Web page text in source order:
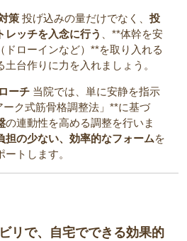
策 投げ込みの量だけでなく、 投
レッチを入念に行う
、**体幹を安
ドローインなど）**を取り入れる
台作りに力を入れましょう。
ーチ 当院では、単に安静を指示
ク式筋骨格調整法」**に基づ
の連動性を高める調整を行いま
担の少ない、効率的なフォームを
トします。
リで、自宅でできる効果的